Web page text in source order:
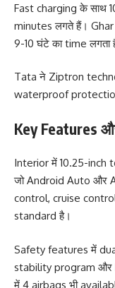
Fast charging के साथ
minutes लगते हैं।
9-10 घंटे का time लगता
Tata ने Ziptron
waterproof
Key Features
Interior में 10.25-inch
जो Android Auto और
control, cruise
standard है।
Safety features में
stability program और
में 4 airbags भी